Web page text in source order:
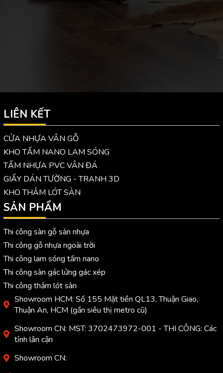
LIÊN KẾT
CỬA NHỰA VÂN GỖ
KHO TẤM NANO LAM SÓNG
TẤM NHỰA PVC VÂN ĐÁ
GIẤY DÁN TƯỜNG - TRANH 3D
KHO THẢM LÓT SÀN
SẢN PHẨM
Thi công sàn gỗ sàn nhựa
Thi công gỗ nhựa ngoài trời
Thi công lam sóng tấm nano
Thi công sàn gác lửng gác xép
Thi công thảm lót sàn
Showroom HCM: Số 155 Mặt tiền QL13, Thuận Giao,
Thuận An, HCM (gần siêu thị metro cũ)
Showroom CN: MST: 3702473972-001 - THI CÔNG: Các
tỉnh lân cận
Showroom CN: